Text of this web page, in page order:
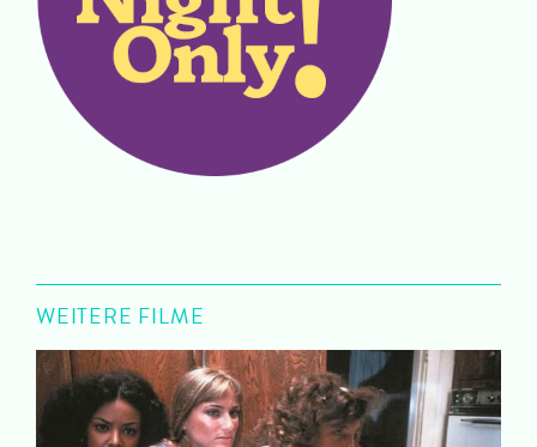
WEITERE FILME